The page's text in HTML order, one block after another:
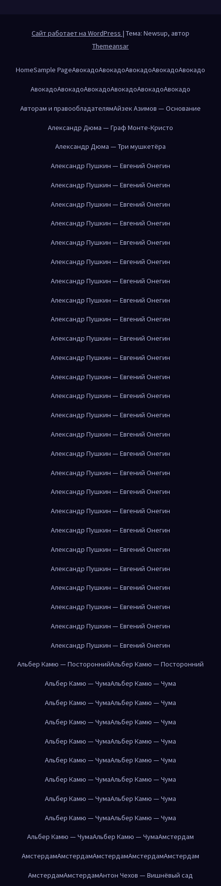
Сайт работает на WordPress | Тема: Newsup, автор
Themeansar
HomeSample PageАвокадоАвокадоАвокадоАвокадоАвокадо
АвокадоАвокадоАвокадоАвокадоАвокадоАвокадо
Авторам и правообладателямАйзек Азимов — Основание
Александр Дюма — Граф Монте-Кристо
Александр Дюма — Три мушкетёра
Александр Пушкин — Евгений Онегин
Александр Пушкин — Евгений Онегин
Александр Пушкин — Евгений Онегин
Александр Пушкин — Евгений Онегин
Александр Пушкин — Евгений Онегин
Александр Пушкин — Евгений Онегин
Александр Пушкин — Евгений Онегин
Александр Пушкин — Евгений Онегин
Александр Пушкин — Евгений Онегин
Александр Пушкин — Евгений Онегин
Александр Пушкин — Евгений Онегин
Александр Пушкин — Евгений Онегин
Александр Пушкин — Евгений Онегин
Александр Пушкин — Евгений Онегин
Александр Пушкин — Евгений Онегин
Александр Пушкин — Евгений Онегин
Александр Пушкин — Евгений Онегин
Александр Пушкин — Евгений Онегин
Александр Пушкин — Евгений Онегин
Александр Пушкин — Евгений Онегин
Александр Пушкин — Евгений Онегин
Александр Пушкин — Евгений Онегин
Александр Пушкин — Евгений Онегин
Александр Пушкин — Евгений Онегин
Александр Пушкин — Евгений Онегин
Александр Пушкин — Евгений Онегин
Альбер Камю — ПостороннийАльбер Камю — Посторонний
Альбер Камю — ЧумаАльбер Камю — Чума
Альбер Камю — ЧумаАльбер Камю — Чума
Альбер Камю — ЧумаАльбер Камю — Чума
Альбер Камю — ЧумаАльбер Камю — Чума
Альбер Камю — ЧумаАльбер Камю — Чума
Альбер Камю — ЧумаАльбер Камю — Чума
Альбер Камю — ЧумаАльбер Камю — Чума
Альбер Камю — ЧумаАльбер Камю — Чума
Альбер Камю — ЧумаАльбер Камю — ЧумаАмстердам
АмстердамАмстердамАмстердамАмстердамАмстердам
АмстердамАмстердамАнтон Чехов — Вишнёвый сад